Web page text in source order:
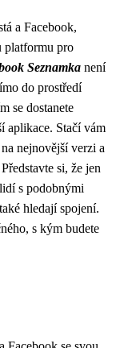
a Facebook,
platformu pro
Seznamka není
do prostředí
se dostanete
aplikace. Stačí vám
nejnovější verzi a
si, že jen
s podobnými
hledají spojení.
s kým budete